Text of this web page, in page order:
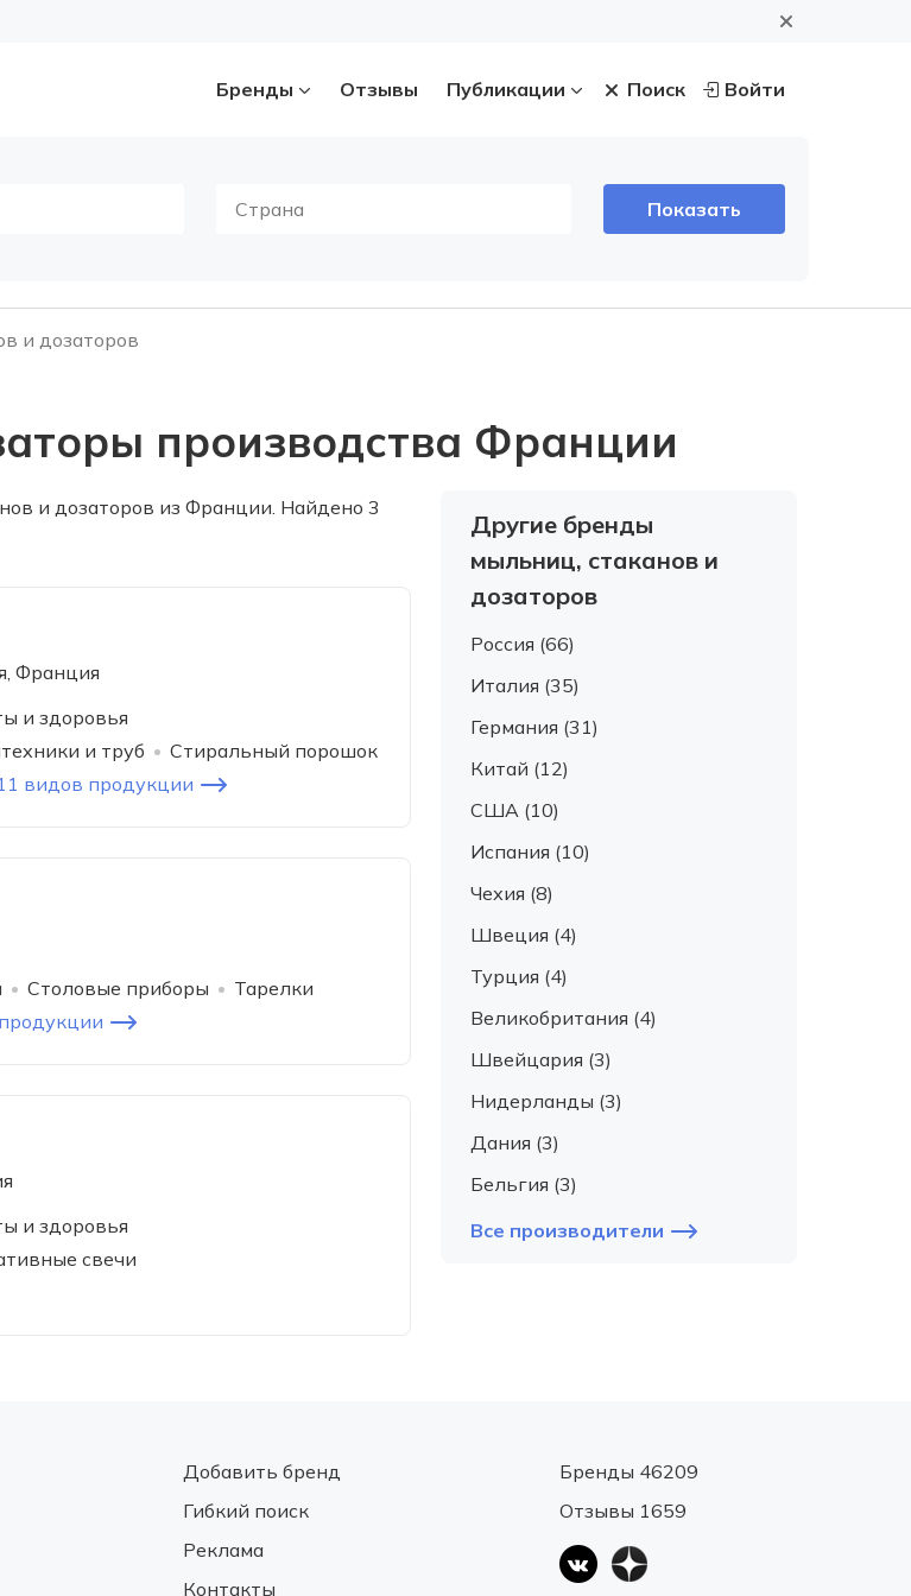
Бренды Отзывы Публикации Поиск Войти
Страна
и дозаторов
производства Франции
и дозаторов из Франции. Найдено 3
Франция
и здоровья
и труб
Стиральный порошок
видов продукции
Столовые приборы
Тарелки
и здоровья
свечи
Другие бренды
мыльниц, стаканов и
дозаторов
Россия (66)
Италия (35)
Германия (31)
Китай (12)
США (10)
Испания (10)
Чехия (8)
Швеция (4)
Турция (4)
Великобритания (4)
Швейцария (3)
Нидерланды (3)
Дания (3)
Бельгия (3)
Все производители
Добавить бренд
Гибкий поиск
Реклама
Контакты
Бренды 46209
Отзывы 1659